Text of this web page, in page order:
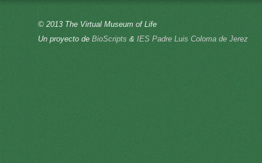
© 2013 The Virtual Museum of Life
Un proyecto de BioScripts & IES Padre Luis Coloma de Jerez